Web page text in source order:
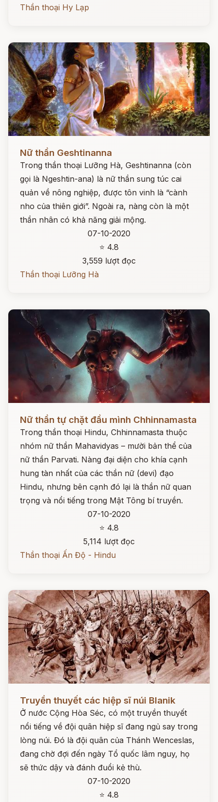
Thần thoại Hy Lạp
Nữ thần Geshtinanna
Trong thần thoại Lưỡng Hà, Geshtinanna (còn
gọi là Ngeshtin-ana) là nữ thần sung túc cai
quản về nông nghiệp, được tôn vinh là “cành
nho của thiên giới”. Ngoài ra, nàng còn là một
thần nhân có khả năng giải mộng.
07-10-2020
⭐ 4.8
3,559 lượt đọc
Thần thoại Lưỡng Hà
Nữ thần tự chặt đầu mình Chhinnamasta
Trong thần thoại Hindu, Chhinnamasta thuộc
nhóm nữ thần Mahavidyas – mười bản thể của
nữ thần Parvati. Nàng đại diện cho khía cạnh
hung tàn nhất của các thần nữ (devi) đạo
Hindu, nhưng bên cạnh đó lại là thần nữ quan
trọng và nổi tiếng trong Mật Tông bí truyền.
07-10-2020
⭐ 4.8
5,114 lượt đọc
Thần thoại Ấn Độ - Hindu
Đọc ngay
Truyền thuyết các hiệp sĩ núi Blanik
Ở nước Cộng Hòa Séc, có một truyền thuyết
nổi tiếng về đội quân hiệp sĩ đang ngủ say trong
lòng núi. Đó là đội quân của Thánh Wenceslas,
đang chờ đợi đến ngày Tổ quốc lâm nguy, họ
sẽ thức dậy và đánh đuổi kẻ thù.
07-10-2020
⭐ 4.8